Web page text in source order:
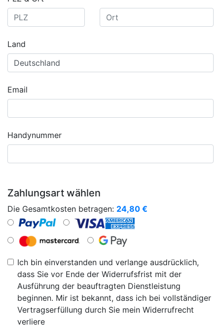
Land
Email
Handynummer
Zahlungsart wählen
Die Gesamtkosten betragen: 24,80 €
Ich bin einverstanden und verlange ausdrücklich,
dass Sie vor Ende der Widerrufsfrist mit der
Ausführung der beauftragten Dienstleistung
beginnen. Mir ist bekannt, dass ich bei vollständiger
Vertragserfüllung durch Sie mein Widerrufrecht
verliere